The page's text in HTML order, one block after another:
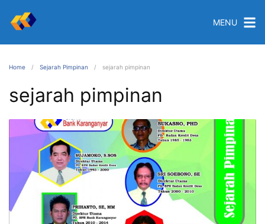
MENU
Home Sejarah Pimpinan sejarah pimpinan
sejarah pimpinan